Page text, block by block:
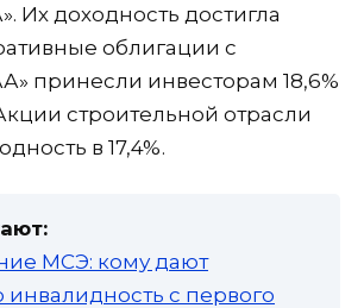
Их доходность достигла
облигации с
принесли инвесторам 18,6%
строительной отрасли
в 17,4%.
МСЭ: кому дают
с первого